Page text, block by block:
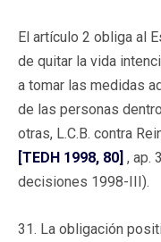
El artículo 2 obliga al
de quitar la vida
a tomar las medidas
de las personas
otras, L.C.B. contra
[TEDH 1998, 80] , ap.
decisiones 1998-III).
31. La obligación